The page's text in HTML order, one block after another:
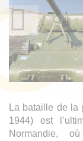
La bataille de
1944) est
Normandie,